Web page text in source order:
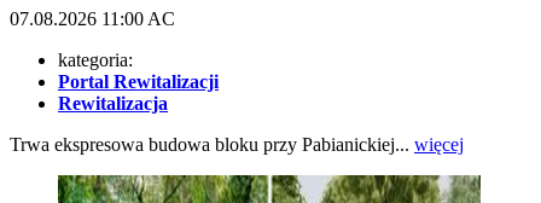
07.08.2026 11:00 AC
kategoria:
Portal Rewitalizacji
Rewitalizacja
Trwa ekspresowa budowa bloku przy Pabianickiej... więcej